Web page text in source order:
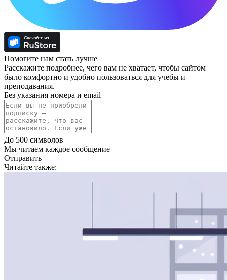
Помогите нам стать лучше
Расскажите подробнее, чего вам не хватает, чтобы сайтом
было комфортно и удобно пользоваться для учебы и
преподавания.
Без указания номера и email
До 500 символов
Мы читаем каждое сообщение
Отправить
Читайте также: